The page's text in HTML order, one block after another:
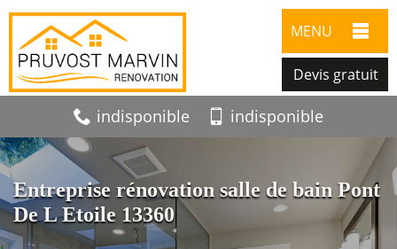
MENU
Devis gratuit
indisponible indisponible
Entreprise rénovation salle de bain Pont
De L Etoile 13360